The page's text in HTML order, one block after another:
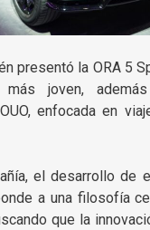
presentó la ORA 5
joven,
enfocada en
el desarrollo de
a una filosofía
que la